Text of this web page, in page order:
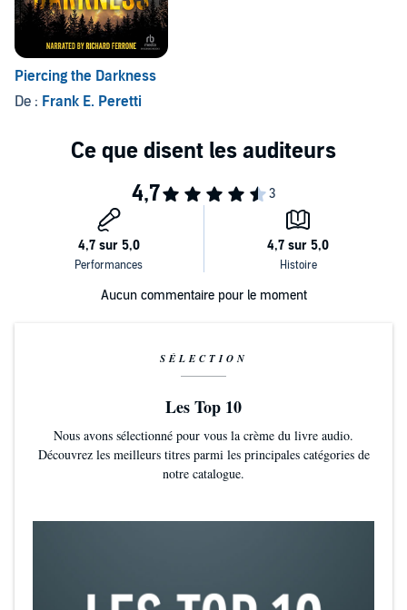
Piercing the Darkness
De : Frank E. Peretti
Aucun commentaire pour le moment
SÉLECTION
Les Top 10
Nous avons sélectionné pour vous la crème du livre audio.
Découvrez les meilleurs titres parmi les principales catégories de
notre catalogue.